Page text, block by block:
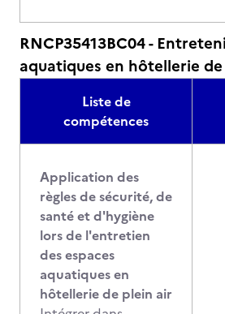
RNCP35413BC04 -
aquatiques en hôtellerie
Liste de
compétences
Application des
règles de sécurité, de
santé et d'hygiène
lors de l'entretien
des espaces
aquatiques en
hôtellerie de plein air